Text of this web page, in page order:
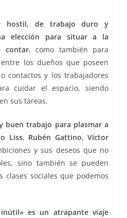
hostil, de trabajo duro y
elección para situar a la
contar, como también para
los dueños que poseen
contactos y los trabajadores
cuidar el espacio, siendo
sus tareas.
buen trabajo para plasmar a
Liss, Rubén Gattino, Víctor
y sus deseos que no
sino también se pueden
sociales que podemos
es un atrapante viaje